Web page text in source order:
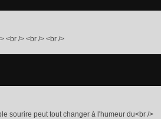
<br /> <br /> <br />
sourire peut tout changer à l'humeur du<br />